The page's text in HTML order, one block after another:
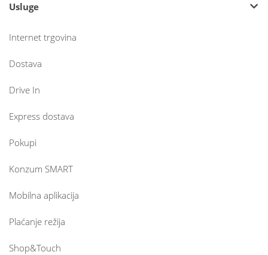
Usluge
Internet trgovina
Dostava
Drive In
Express dostava
Pokupi
Konzum SMART
Mobilna aplikacija
Plaćanje režija
Shop&Touch